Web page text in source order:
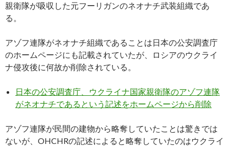
親衛隊が吸収した元フーリガンのネオナチ武装組織であ
る。
アゾフ連隊がネオナチ組織であることは日本の公安調査庁
のホームページにも記載されていたが、ロシアのウクライ
ナ侵攻後に何故か削除されている。
日本の公安調査庁、ウクライナ国家親衛隊のアゾフ連隊
がネオナチであるという記述をホームページから削除
アゾフ連隊が民間の建物から略奪していたことは驚きでは
ないが、OHCHRの記述によると略奪していたのはウクライ